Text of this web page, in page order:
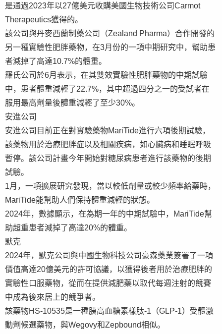
是通過2023年以27億美元收購美國生物技術公司Carmot
Therapeutics獲得的。
該公司與丹麥西蘭制藥公司（Zealand Pharma）合作開發的
另一種實驗性肥胖藥物，在3月份的一項中期研究中，幫助患
者減掉了高達10.7%的體重。
羅氏公司於6月表示，在其雙效實驗性肥胖藥物的中期試驗
中，患者體重減輕了22.7%，其中超過四分之一的受試者在
服用最高劑量後體重減輕了至少30%。
安進公司
安進公司目前正在對實驗藥物MariTide進行六項後期試驗，
該藥物用於治療肥胖症以及相關疾病，如心臟病和睡眠呼吸
暫停。該公司計畫今年開始對糖尿病患者進行該藥物的後期
試驗。
1月，一項擴展研究發現，當以較低劑量或較少頻率給藥時，
MariTide能幫助人們保持體重減輕的狀態。
2024年，數據顯示，在為期一年的中期試驗中，MariTide幫
助超重患者減掉了高達20%的體重。
默克
2024年，默克公司與中國生物科技公司豪森藥業簽署了一項
價值高達20億美元的許可協議，以獲得後者用於治療肥胖的
實驗性口服藥物，從而在提供減肥藥以取代每週注射的競賽
中成為後來居上的競爭者。
該藥物HS-10535是一種胰高血糖素樣肽-1（GLP-1）受體激
動劑候選藥物，與Wegovy和Zepbound相似。